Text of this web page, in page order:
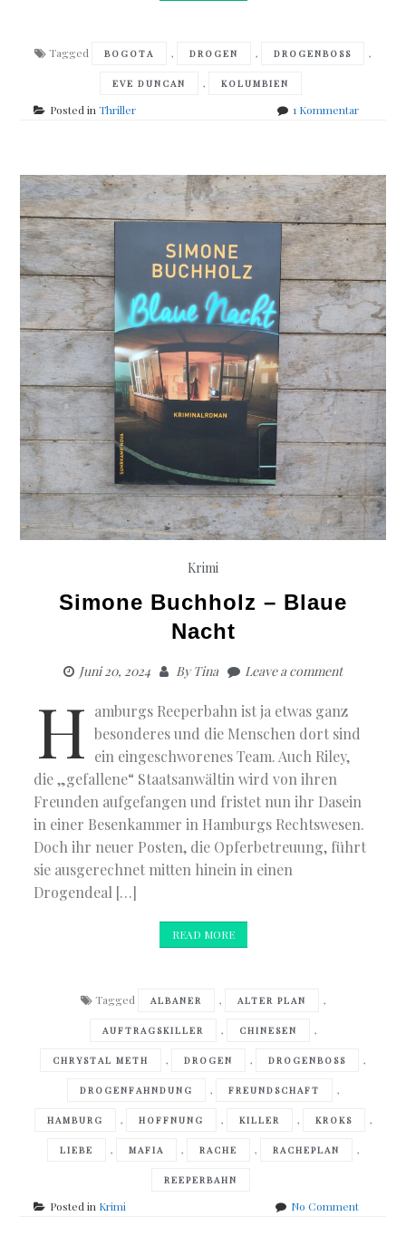
Tagged BOGOTA , DROGEN , DROGENBOSS ,
EVE DUNCAN , KOLUMBIEN
Posted inThriller 1 Kommentarzu
Netz
des
Todes
Krimi
Simone Buchholz – Blaue
Nacht
Juni 20, 2024 ByTina Leave a comment
H amburgs Reeperbahn ist ja etwas ganz
besonderes und die Menschen dort sind
ein eingeschworenes Team. Auch Riley,
die „gefallene“ Staatsanwältin wird von ihren
Freunden aufgefangen und fristet nun ihr Dasein
in einer Besenkammer in Hamburgs Rechtswesen.
Doch ihr neuer Posten, die Opferbetreuung, führt
sie ausgerechnet mitten hinein in einen
Drogendeal […]
READ MORE
Tagged ALBANER , ALTER PLAN ,
AUFTRAGSKILLER , CHINESEN ,
CHRYSTAL METH , DROGEN , DROGENBOSS ,
DROGENFAHNDUNG , FREUNDSCHAFT ,
HAMBURG , HOFFNUNG , KILLER , KROKS ,
LIEBE , MAFIA , RACHE , RACHEPLAN ,
REEPERBAHN
Posted in Krimi No Commenton